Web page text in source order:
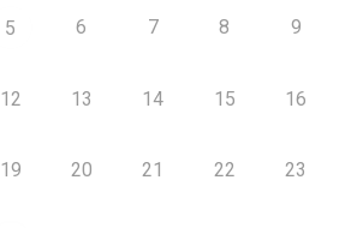
5 6 7 8 9
12 13 14 15 16
19 20 21 22 23